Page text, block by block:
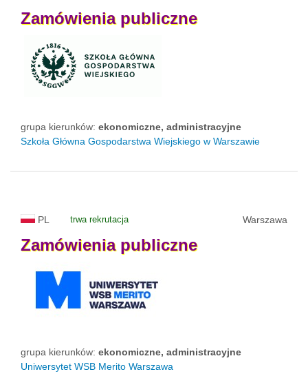
Zamówienia publiczne
grupa kierunków: ekonomiczne, administracyjne
Szkoła Główna Gospodarstwa Wiejskiego w Warszawie
PL trwa rekrutacja Warszawa
Zamówienia publiczne
grupa kierunków: ekonomiczne, administracyjne
Uniwersytet WSB Merito Warszawa